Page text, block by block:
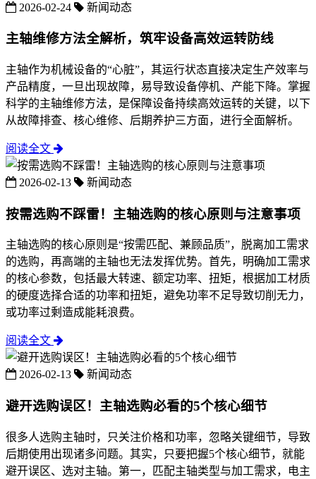
2026-02-24 新闻动态
主轴维修方法全解析，筑牢设备高效运转防线
主轴作为机械设备的“心脏”，其运行状态直接决定生产效率与
产品精度，一旦出现故障，易导致设备停机、产能下降。掌握
科学的主轴维修方法，是保障设备持续高效运转的关键，以下
从故障排查、核心维修、后期养护三方面，进行全面解析。
阅读全文
2026-02-13 新闻动态
按需选购不踩雷！主轴选购的核心原则与注意事项
主轴选购的核心原则是“按需匹配、兼顾品质”，脱离加工需求
的选购，再高端的主轴也无法发挥优势。首先，明确加工需求
的核心参数，包括最大转速、额定功率、扭矩，根据加工材质
的硬度选择合适的功率和扭矩，避免功率不足导致切削无力，
或功率过剩造成能耗浪费。
阅读全文
2026-02-13 新闻动态
避开选购误区！主轴选购必看的5个核心细节
很多人选购主轴时，只关注价格和功率，忽略关键细节，导致
后期使用出现诸多问题。其实，只要把握5个核心细节，就能
避开误区、选对主轴。第一，匹配主轴类型与加工需求，电主